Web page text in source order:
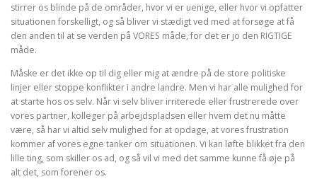
stirrer os blinde på de områder, hvor vi er uenige, eller hvor vi opfatter
situationen forskelligt, og så bliver vi stædigt ved med at forsøge at få
den anden til at se verden på VORES måde, for det er jo den RIGTIGE
måde.
Måske er det ikke op til dig eller mig at ændre på de store politiske
linjer eller stoppe konflikter i andre landre. Men vi har alle mulighed for
at starte hos os selv. Når vi selv bliver irriterede eller frustrerede over
vores partner, kolleger på arbejdspladsen eller hvem det nu måtte
være, så har vi altid selv mulighed for at opdage, at vores frustration
kommer af vores egne tanker om situationen. Vi kan løfte blikket fra den
lille ting, som skiller os ad, og så vil vi med det samme kunne få øje på
alt det, som forener os.